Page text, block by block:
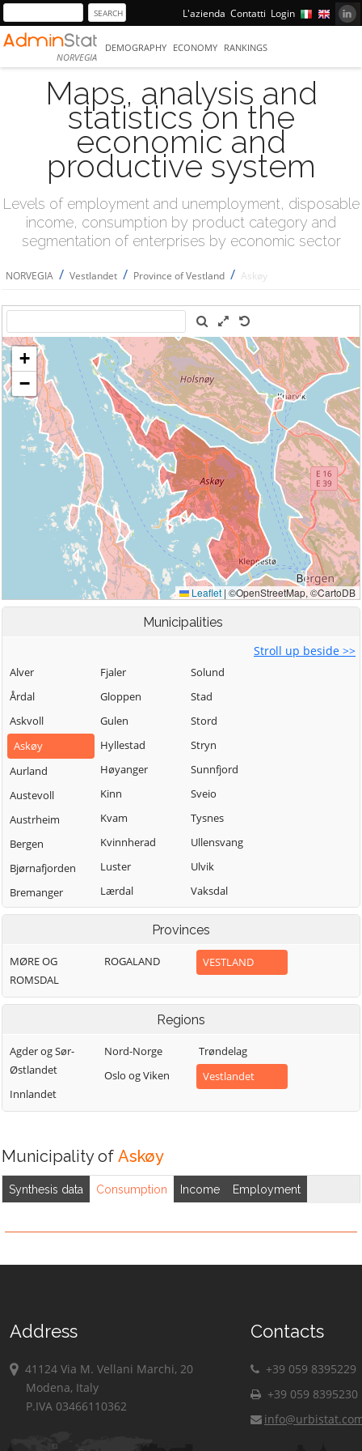
L'azienda Contatti Login
NORVEGIA
DEMOGRAPHY ECONOMY RANKINGS
Maps, analysis and
statistics on the
economic and
productive system
Levels of employment and unemployment, disposable
income, consumption by product category and
segmentation of enterprises by economic sector
NORVEGIA / Vestlandet / Province of Vestland / Askøy
Municipalities
Stroll up beside >>
Alver
Årdal
Askvoll
Askøy
Aurland
Austevoll
Austrheim
Bergen
Bjørnafjorden
Bremanger
Bømlo
Etne
Fjaler
Gloppen
Gulen
Hyllestad
Høyanger
Kinn
Kvam
Kvinnherad
Luster
Lærdal
Masfjorden
Osterøy
Solund
Stad
Stord
Stryn
Sunnfjord
Sveio
Tysnes
Ullensvang
Ulvik
Vaksdal
Vik
Voss
Øygarden
Provinces
MØRE OG
ROMSDAL
ROGALAND VESTLAND
Regions
Agder og Sør-
Østlandet
Innlandet
Nord-Norge
Oslo og Viken
Trøndelag
Vestlandet
Municipality of Askøy
Synthesis data Consumption Income Employment
Address
41124 Via M. Vellani Marchi, 20
Modena, Italy
P.IVA 03466110362
Contacts
+39 059 8395229
+39 059 8395230